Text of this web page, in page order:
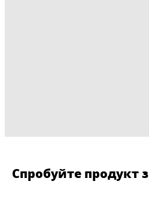
Спробуйте продукт з